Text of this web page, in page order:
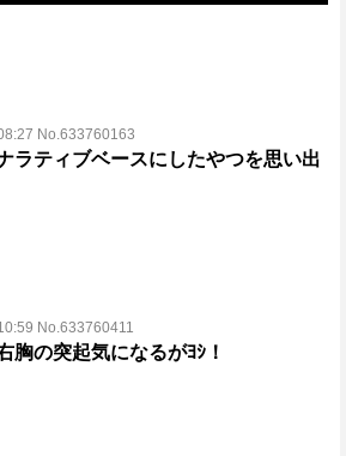
No.633760163
ラティブベースにしたやつを思い出
No.633760411
胸の突起気になるがﾖｼ！